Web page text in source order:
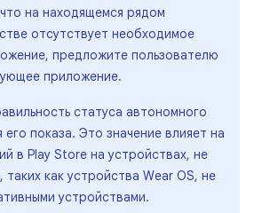
на находящемся рядом
отсутствует необходимое
предложите пользователю
приложение.
статуса автономного
показа. Это значение влияет на
в Play Store на устройствах, не
как устройства Wear OS, не
устройствами.